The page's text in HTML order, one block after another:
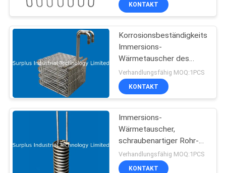
KONTAKT
UNS
NEUIGKEITEN
BITTE UM
EIN
ANGEBOT
Chemische Inline-
Heizung
79
KONTAKT
Korrosionsbeständigkeits-
Immersions-
Wärmetauscher des
Edelstahl-316
Verhandlungsfähig MOQ:1PCS
KONTAKT
Immersions-
Wärmetauscher,
schraubenartiger Rohr-
Wärmetauscher für
ärztliche Behandlung
Verhandlungsfähig MOQ:1PCS
KONTAKT